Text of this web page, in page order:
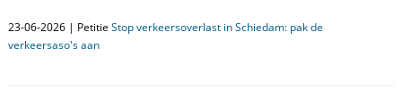
23-06-2026 | Petitie Stop verkeersoverlast in Schiedam: pak de
verkeersaso's aan